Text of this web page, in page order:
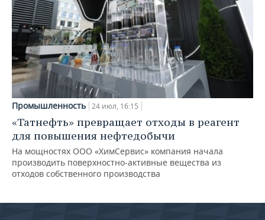
Промышленность 24 июл, 16:15
«Татнефть» превращает отходы в реагент
для повышения нефтедобычи
На мощностях ООО «ХимСервис» компания начала
производить поверхностно-активные вещества из
отходов собственного производства